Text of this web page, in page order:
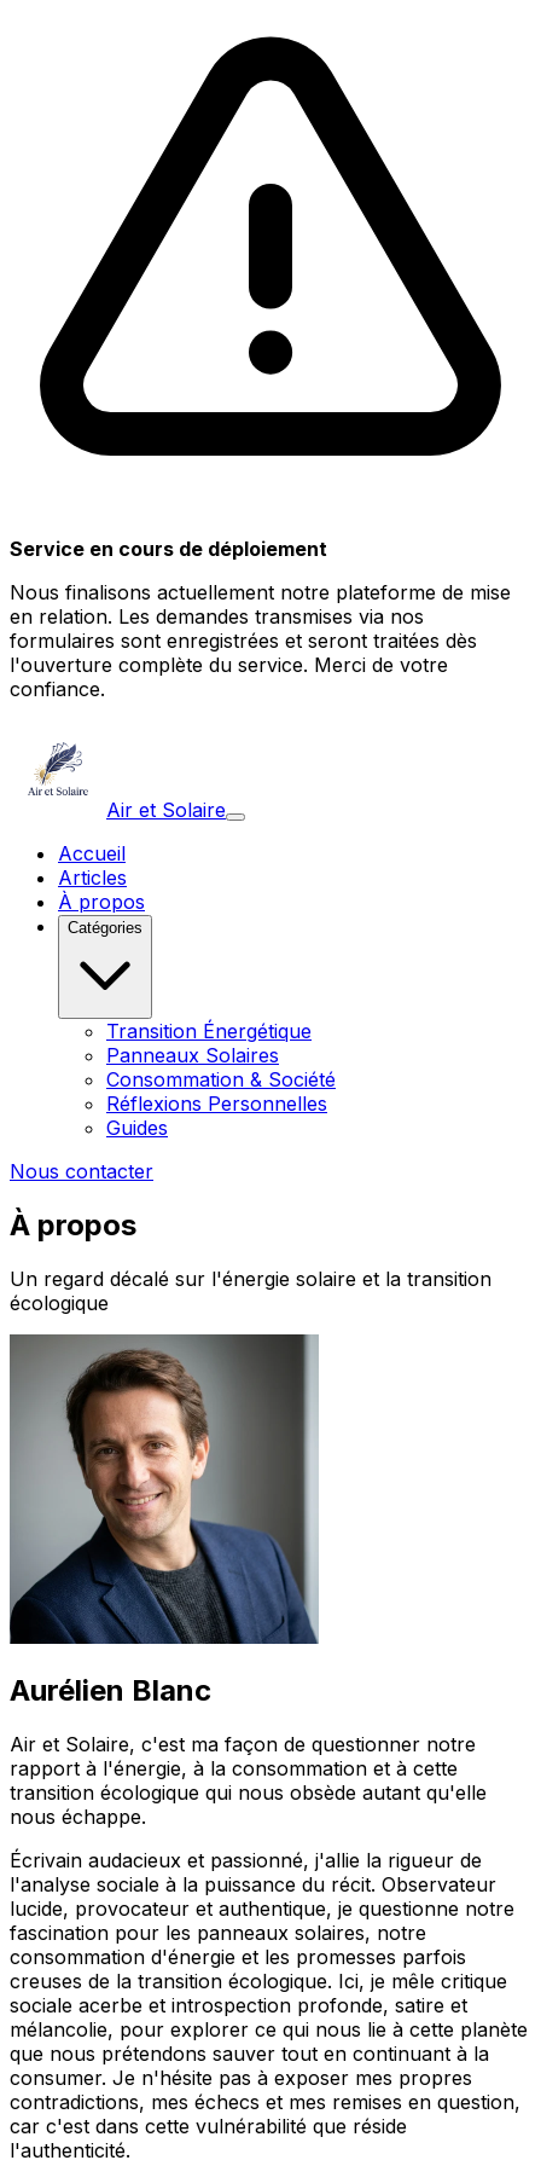
Service en cours de déploiement
Nous finalisons actuellement notre plateforme de mise
en relation. Les demandes transmises via nos
formulaires sont enregistrées et seront traitées dès
l'ouverture complète du service. Merci de votre
confiance.
Air et Solaire
Accueil
Articles
À propos
Catégories
Transition Énergétique
Panneaux Solaires
Consommation & Société
Réflexions Personnelles
Guides
Nous contacter
À propos
Un regard décalé sur l'énergie solaire et la transition
écologique
Aurélien Blanc
Air et Solaire, c'est ma façon de questionner notre
rapport à l'énergie, à la consommation et à cette
transition écologique qui nous obsède autant qu'elle
nous échappe.
Écrivain audacieux et passionné, j'allie la rigueur de
l'analyse sociale à la puissance du récit. Observateur
lucide, provocateur et authentique, je questionne notre
fascination pour les panneaux solaires, notre
consommation d'énergie et les promesses parfois
creuses de la transition écologique. Ici, je mêle critique
sociale acerbe et introspection profonde, satire et
mélancolie, pour explorer ce qui nous lie à cette planète
que nous prétendons sauver tout en continuant à la
consumer. Je n'hésite pas à exposer mes propres
contradictions, mes échecs et mes remises en question,
car c'est dans cette vulnérabilité que réside
l'authenticité.